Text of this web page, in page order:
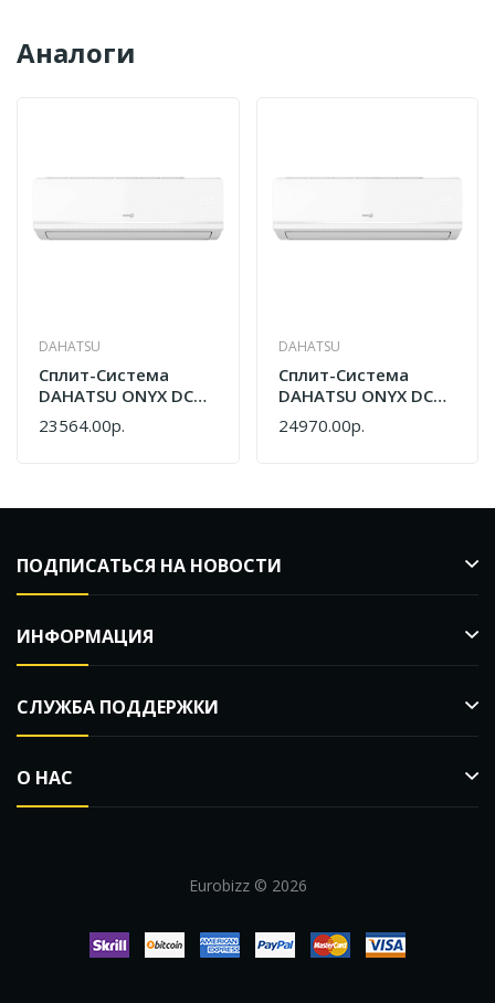
Аналоги
DAHATSU
Cплит-Система
DAHATSU ONYX DC
INVERTER DH-07 I
23564.00р.
DAHATSU
Cплит-Система
DAHATSU ONYX DC
INVERTER DH-09 I
24970.00р.
ПОДПИСАТЬСЯ НА НОВОСТИ
ИНФОРМАЦИЯ
СЛУЖБА ПОДДЕРЖКИ
О НАС
Eurobizz © 2026